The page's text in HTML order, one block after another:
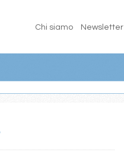
Chi siamo Newsletter